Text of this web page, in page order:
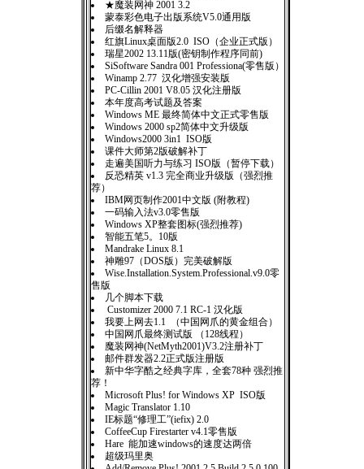
★魔装网神 2001 3.2
蒙泰彩色电子出版系统V5.0通用版
后缀名解释器
红旗Linux桌面版2.0 ISO（企业正式版）
瑞星2002 13.11版(密钥制作程序同前)
SiSoftware Sandra 001 Professiona(零售版）
Winamp 2.77 汉化增强安装版
PC-Cillin 2001 V8.05 汉化注册版
本年度高考试题及答案
Windows ME 最终简体中文正式零售版
Windows 2000 sp2简体中文升级版
Windows2000 3in1 ISO版
课件大师第2版破解补丁
走遍美国听力与练习 ISO版（暂停下载）
反恐精英 v1.3 完全商业升级版（强烈推
荐）
IBM网页制作2001中文版 (附教程)
一码输入法v3.0零售版
Windows XP整套图标(强烈推荐)
智能五笔5。10版
Mandrake Linux 8.1
神雕97（DOS版）完美破解版
Wise.Installation.System.Professional.v9.0零
售版
几个脚本下载
Customizer 2000 7.1 RC-1 汉化版
我要上网去1.1 （中国网爪的黄金组合）
中国网爪最终测试版 （128线程）
魔装网神(NetMyth2001)V3.2注册补丁
邮件群发器2.2正式版注册版
新中华字酷之经典字库，全套78种 强烈推
荐！
Microsoft Plus! for Windows XP ISO版
Magic Translator 1.10
IE标题“修理工”(iefix) 2.0
CoffeeCup Firestarter v4.1零售版
Hare 能加速windows的速度达两倍
超级玛里奥